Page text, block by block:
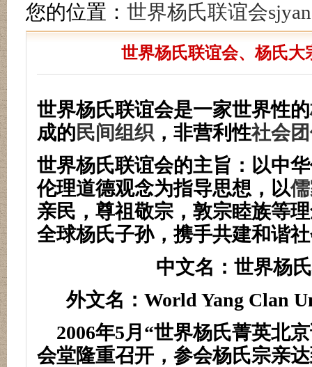
您的位置： 世界杨氏联谊会
世界杨氏联谊会、杨氏大
世界杨氏联谊会是一家世界性的
成的民间组织 ，非营利性社会
世界杨氏联谊会的主旨：以中
伦理道德观念为指导思想，以
亲民，尊祖敬宗，敦宗睦族等
全球杨氏子孙，携手共建和谐
中文名：世界杨
外文名： World Yang Clan
2006年5月 “世界杨氏菁英北
会堂隆重召开，参会杨氏宗亲